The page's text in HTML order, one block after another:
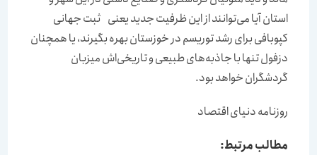
استان آیا می‌توانند از این ظرفیت جدید یعنی ثبت جهانی
کپوبافی برای رشد توریسم در خوزستان بهره بگیرند، یا همچنان
دزفول تنها با جاذبه‌‌‌های طبیعی و تاریخی‌اش میزبان
گردشگران خواهد بود.
روزنامه دنیای اقتصاد
مطالب مرتبط: